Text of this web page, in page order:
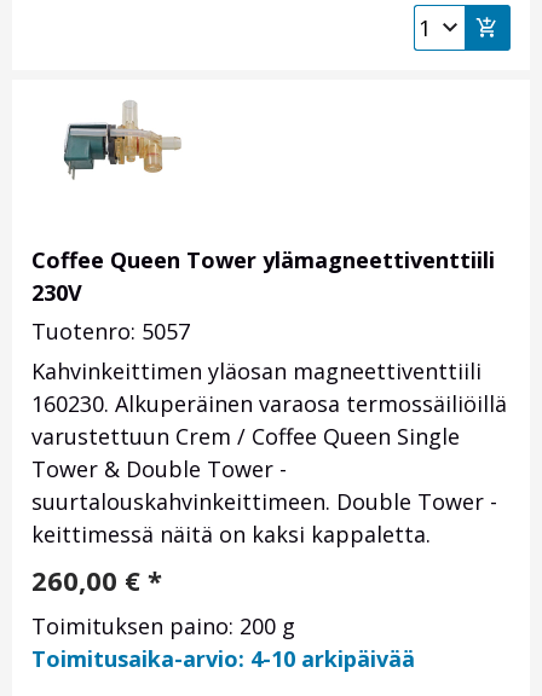
Coffee Queen Tower ylämagneettiventtiili
230V
Tuotenro: 5057
Kahvinkeittimen yläosan magneettiventtiili
160230. Alkuperäinen varaosa termossäiliöillä
varustettuun Crem / Coffee Queen Single
Tower & Double Tower -
suurtalouskahvinkeittimeen. Double Tower -
keittimessä näitä on kaksi kappaletta.
260,00 € *
Toimituksen paino: 200 g
Toimitusaika-arvio: 4-10 arkipäivää